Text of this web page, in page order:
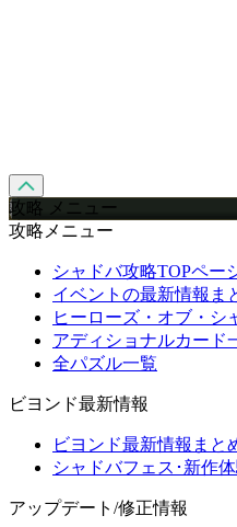
攻略 メニュー
攻略メニュー
シャドバ攻略TOPペー
イベントの最新情報ま
ヒーローズ・オブ・シ
アディショナルカード
全パズル一覧
ビヨンド最新情報
ビヨンド最新情報まと
シャドバフェス･新作
アップデート/修正情報